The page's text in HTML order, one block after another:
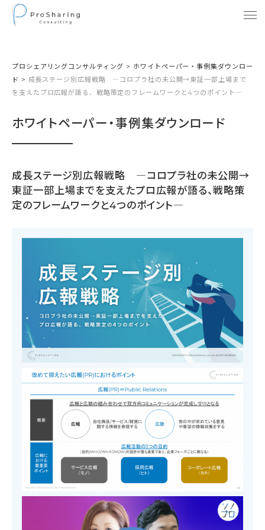
プロシェアリングコンサルティング > ホワイトペーパー・事例集ダウンロー
ド > 成長ステージ別広報戦略 ―コロプラ社の未公開→東証一部上場まで
を支えたプロ広報が語る、戦略策定のフレームワークと4つのポイント―
ホワイトペーパー・事例集ダウンロード
成長ステージ別広報戦略 ―コロプラ社の未公開→
東証一部上場までを支えたプロ広報が語る、戦略策
定のフレームワークと4つのポイント―